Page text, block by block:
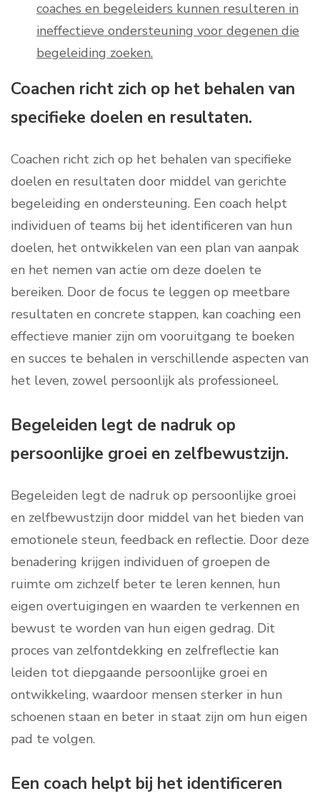
coaches en begeleiders kunnen resulteren in
ineffectieve ondersteuning voor degenen die
begeleiding zoeken.
Coachen richt zich op het behalen van
specifieke doelen en resultaten.
Coachen richt zich op het behalen van specifieke
doelen en resultaten door middel van gerichte
begeleiding en ondersteuning. Een coach helpt
individuen of teams bij het identificeren van hun
doelen, het ontwikkelen van een plan van aanpak
en het nemen van actie om deze doelen te
bereiken. Door de focus te leggen op meetbare
resultaten en concrete stappen, kan coaching een
effectieve manier zijn om vooruitgang te boeken
en succes te behalen in verschillende aspecten van
het leven, zowel persoonlijk als professioneel.
Begeleiden legt de nadruk op
persoonlijke groei en zelfbewustzijn.
Begeleiden legt de nadruk op persoonlijke groei
en zelfbewustzijn door middel van het bieden van
emotionele steun, feedback en reflectie. Door deze
benadering krijgen individuen of groepen de
ruimte om zichzelf beter te leren kennen, hun
eigen overtuigingen en waarden te verkennen en
bewust te worden van hun eigen gedrag. Dit
proces van zelfontdekking en zelfreflectie kan
leiden tot diepgaande persoonlijke groei en
ontwikkeling, waardoor mensen sterker in hun
schoenen staan en beter in staat zijn om hun eigen
pad te volgen.
Een coach helpt bij het identificeren